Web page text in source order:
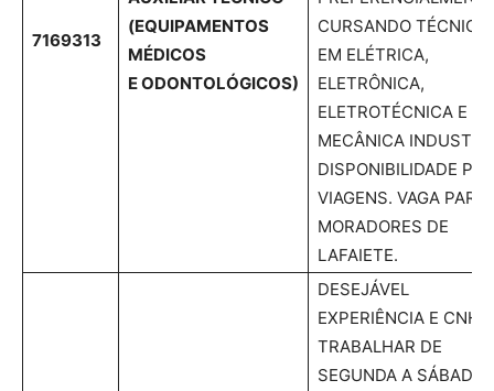
7169313
(EQUIPAMENTOS
MÉDICOS
E ODONTOLÓGICOS)
CURSANDO TÉCNICO
EM ELÉTRICA,
ELETRÔNICA,
ELETROTÉCNICA E
MECÂNICA
DISPONIBILIDADE
VIAGENS. VAGA PARA
MORADORES DE
LAFAIETE.
DESEJÁVEL
EXPERIÊNCIA E CNH;
TRABALHAR DE
SEGUNDA A SÁBADO;